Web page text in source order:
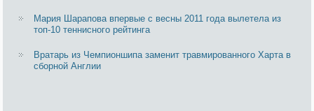
Мария Шарапова впервые с весны 2011 года вылетела из
топ-10 теннисного рейтинга
Вратарь из Чемпионшипа заменит травмированного Харта в
сборной Англии